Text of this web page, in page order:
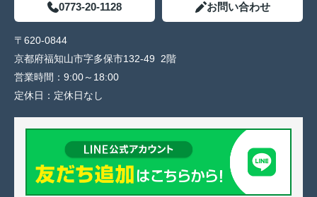
0773-20-1128 お問い合わせ
〒620-0844
京都府福知山市字多保市132-49 2階
営業時間： 9:00～18:00
定休日： 定休日なし